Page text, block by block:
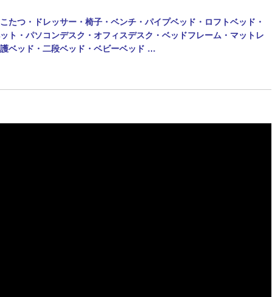
たつ・ドレッサー・椅子・ベンチ・パイプベッド・ロフトベッド・
ト・パソコンデスク・オフィスデスク・ベッドフレーム・マットレ
ベッド・二段ベッド・ ベビーベッド …